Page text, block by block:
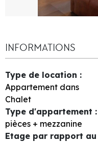
INFORMATIONS
Type de location :
Appartement dans
Chalet
Type d'appartement :
pièces + mezzanine
Etage par rapport au